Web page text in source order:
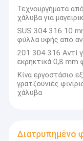
Τεχνουργήματα
χάλυβα για
SUS 304 316 10
φύλλα υφής από
201 304 316 Αντί
εκρηκτικά 0,8
Κίνα εργοστάσιο
γρατζουνιές
χάλυβα
Διατρυπημένο
και υπηρεσίες για
καθιερώσει τη δική
αλτρουισμός και η
υπαλλήλων της